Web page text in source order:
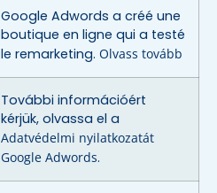
Google Adwords a créé une
boutique en ligne qui a testé
le remarketing. Olvass tovább
További információért
kérjük, olvassa el a
Adatvédelmi nyilatkozatát
Google Adwords.